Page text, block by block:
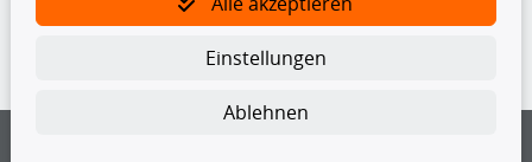
Es ist zu unterlassen, die Daten oder die gesamte Datenbank ohne
vorherige Zustimmung von TecDoc zu vervielfältigen, zu verbreiten
Einstellungen
Ablehnen